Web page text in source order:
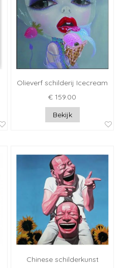
Olieverf schilderij Icecream
€ 159.00
Bekijk
Chinese schilderkunst